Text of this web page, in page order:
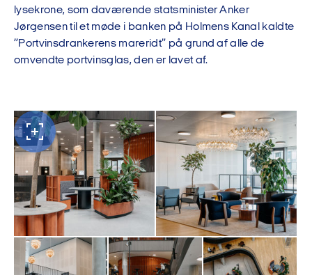
lysekrone, som daværende statsminister Anker
Jørgensen til et møde i banken på Holmens Kanal kaldte
”Portvinsdrankerens mareridt” på grund af alle de
omvendte portvinsglas, den er lavet af.